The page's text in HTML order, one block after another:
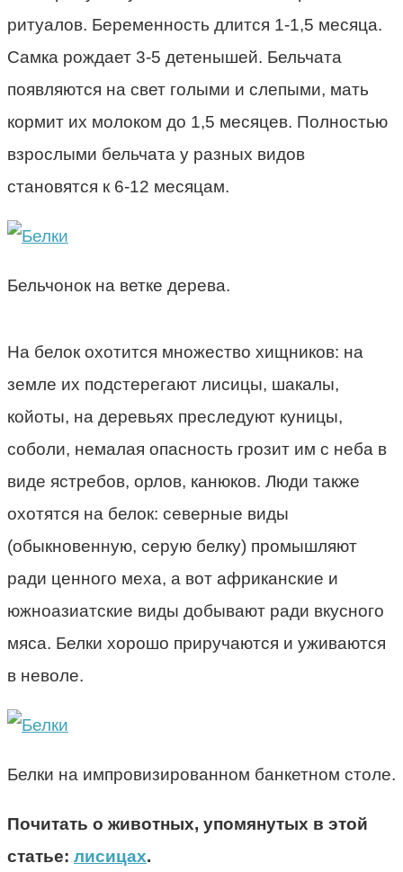
ритуалов. Беременность длится 1-1,5 месяца.
Самка рождает 3-5 детенышей. Бельчата
появляются на свет голыми и слепыми, мать
кормит их молоком до 1,5 месяцев. Полностью
взрослыми бельчата у разных видов
становятся к 6-12 месяцам.
Бельчонок на ветке дерева.
На белок охотится множество хищников: на
земле их подстерегают лисицы, шакалы,
койоты, на деревьях преследуют куницы,
соболи, немалая опасность грозит им с неба в
виде ястребов, орлов, канюков. Люди также
охотятся на белок: северные виды
(обыкновенную, серую белку) промышляют
ради ценного меха, а вот африканские и
южноазиатские виды добывают ради вкусного
мяса. Белки хорошо приручаются и уживаются
в неволе.
Белки на импровизированном банкетном столе.
Почитать о животных, упомянутых в этой
статье: лисицах.